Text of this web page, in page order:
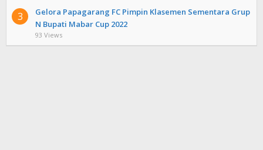
3
Gelora Papagarang FC Pimpin Klasemen Sementara Grup
N Bupati Mabar Cup 2022
93 Views